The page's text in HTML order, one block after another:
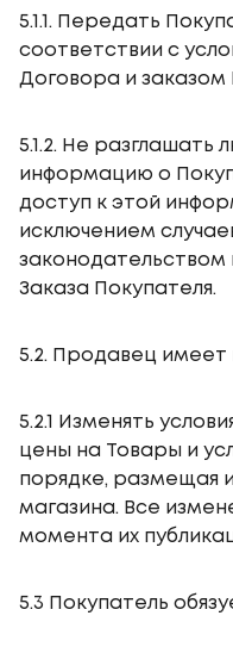
5.1.1. Передать
соответствии с
Договора и заказом
5.1.2. Не разглашать
информацию о
доступ к этой
исключением
законодательством
Заказа Покупателя.
5.2. Продавец имеет
5.2.1 Изменять
цены на Товары и
порядке, размещая
магазина. Все
момента их
5.3 Покупатель